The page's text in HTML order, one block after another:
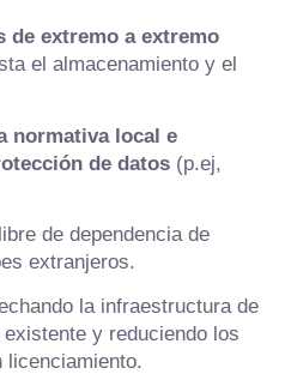
de extremo a extremo
el almacenamiento y el
normativa local e
de datos (p.ej,
de dependencia de
extranjeros.
la infraestructura de
y reduciendo los
licenciamiento.